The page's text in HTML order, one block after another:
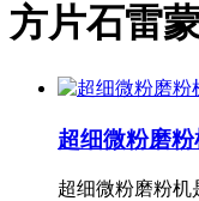
方片石雷
超细微粉磨粉
超细微粉磨粉机